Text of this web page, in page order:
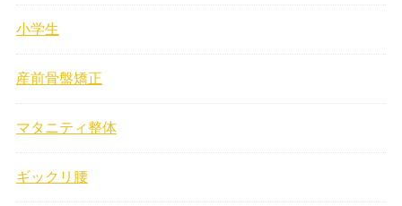
小学生
産前骨盤矯正
マタニティ整体
ギックリ腰